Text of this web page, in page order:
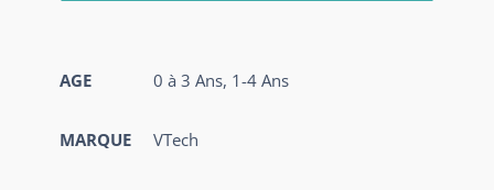
AGE 0 à 3 Ans, 1-4 Ans
MARQUE VTech